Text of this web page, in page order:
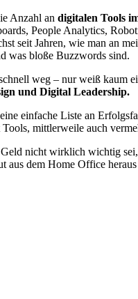
Anzahl an digitalen Tools
People Analytics,
seit Jahren, wie man an
was bloße Buzzwords sind.
weg – nur weiß
und Digital Leadership.
einfache Liste an
mittlerweile auch
nicht wirklich wichtig
aus dem Home Office